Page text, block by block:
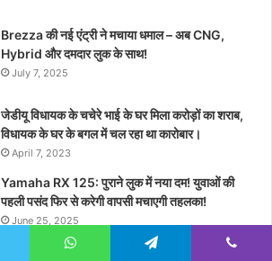
Brezza की नई एंट्री ने मचाया धमाल – अब CNG,
Hybrid और दमदार लुक के साथ!
July 7, 2025
जेडीयू विधायक के चचेरे भाई के घर मिला करोड़ों का शराब,
विधायक के घर के बगल में चल रहा था कारोबार।
April 7, 2023
Yamaha RX 125: पुराने लुक में नया दम! युवाओं की
पहली पसंद फिर से करेगी वापसी मचाएगी तहलका!
June 25, 2025